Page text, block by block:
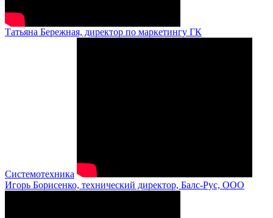
Татьяна Бережная, директор по маркетингу ГК
Системотехника
Игорь Борисенко, технический директор, Балс-Рус, ООО